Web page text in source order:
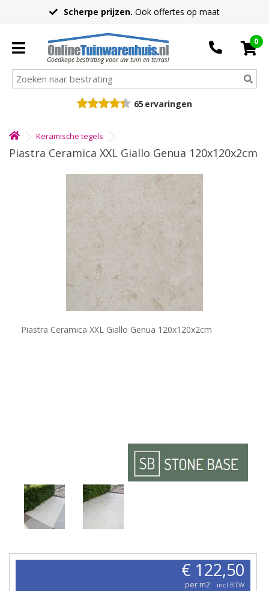
Scherpe prijzen. Ook offertes op maat
Goedkope bestrating voor uw tuin en terras!
0
65 ervaringen
Keramische tegels
Piastra Ceramica XXL Giallo Genua 120x120x2cm
Piastra Ceramica XXL Giallo Genua 120x120x2cm
€ 122,50
per m2 incl BTW